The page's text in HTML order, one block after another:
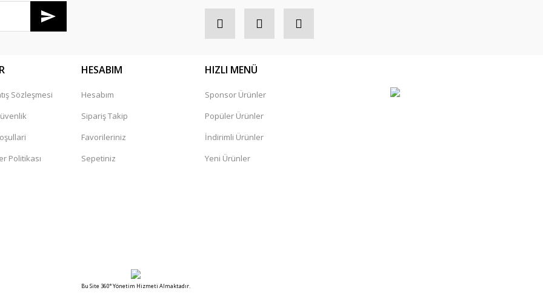
Sözleşmesi
Politikası
HESABIM
Hesabım
Sipariş Takip
Favorileriniz
Sepetiniz
HIZLI MENÜ
Sponsor Ürünler
Popüler Ürünler
İndirimli Ürünler
Yeni Ürünler
Bu Site 360° Yönetim Hizmeti Almaktadır.